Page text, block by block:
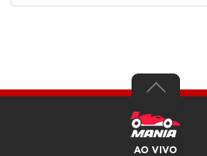
AO VIVO